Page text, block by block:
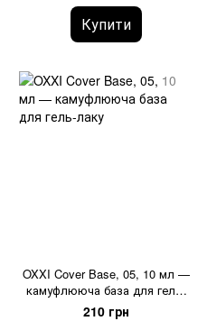
Купити
OXXI Cover Base, 05, 10 мл —
камуфлююча база для гель-
лаку
210 грн